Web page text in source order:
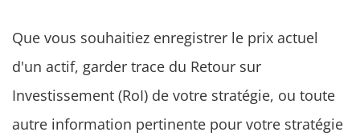
Que vous souhaitiez enregistrer le prix actuel
d'un actif, garder trace du Retour sur
Investissement (RoI) de votre stratégie, ou toute
autre information pertinente pour votre stratégie